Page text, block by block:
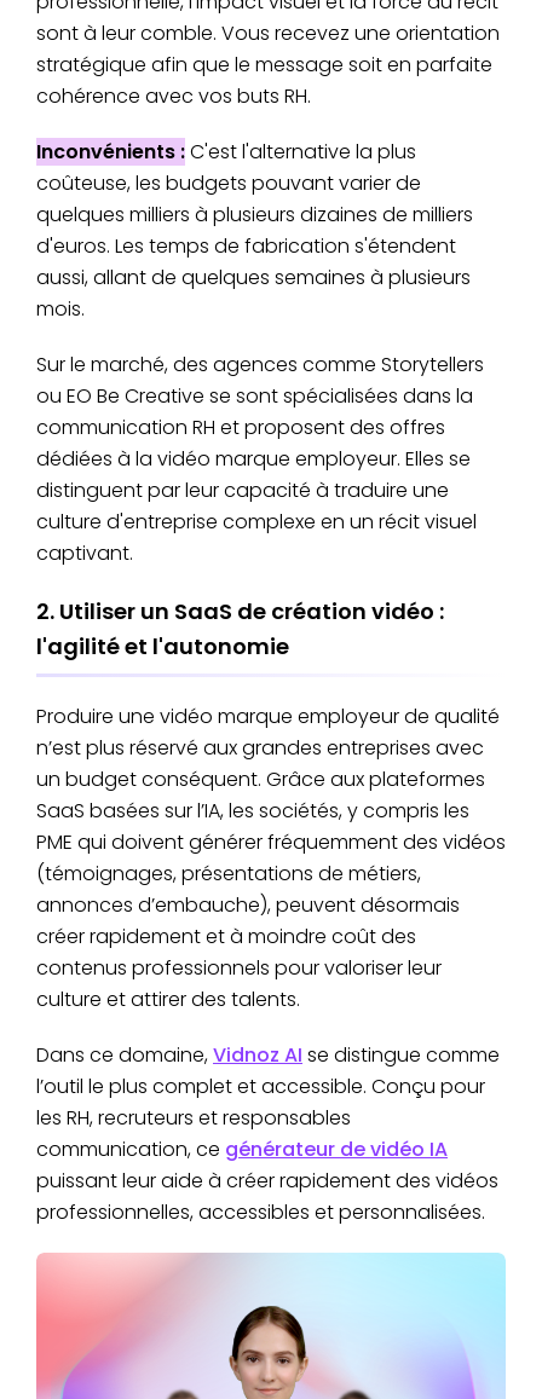
sont à leur comble. Vous recevez une orientation
stratégique afin que le message soit en parfaite
cohérence avec vos buts RH.
Inconvénients :C'est l'alternative la plus
coûteuse, les budgets pouvant varier de
quelques milliers à plusieurs dizaines de milliers
d'euros. Les temps de fabrication s'étendent
aussi, allant de quelques semaines à plusieurs
mois.
Sur le marché, des agences comme Storytellers
ou EO Be Creative se sont spécialisées dans la
communication RH et proposent des offres
dédiées à la vidéo marque employeur. Elles se
distinguent par leur capacité à traduire une
culture d'entreprise complexe en un récit visuel
captivant.
2. Utiliser un SaaS de création vidéo :
l'agilité et l'autonomie
Produire une vidéo marque employeur de qualité
n’est plus réservé aux grandes entreprises avec
un budget conséquent. Grâce aux plateformes
SaaS basées sur l’IA, les sociétés, y compris les
PME qui doivent générer fréquemment des vidéos
(témoignages, présentations de métiers,
annonces d’embauche), peuvent désormais
créer rapidement et à moindre coût des
contenus professionnels pour valoriser leur
culture et attirer des talents.
Dans ce domaine,Vidnoz AI se distingue comme
l’outil le plus complet et accessible. Conçu pour
les RH, recruteurs et responsables
communication, ce générateur de vidéo IA
puissant leur aide à créer rapidement des vidéos
professionnelles, accessibles et personnalisées.